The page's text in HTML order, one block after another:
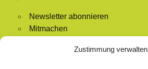
Zustimmung verwalten
Newsletter abonnieren
Mitmachen